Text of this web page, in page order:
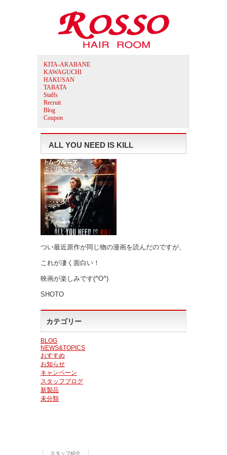
KITA-AKABANE
KAWAGUCHI
HAKUSAN
TABATA
Staffs
Recruit
Blog
Coupon
ALL YOU NEED IS KILL
つい最近原作が同じ物の漫画を読んだのですが、
これが凄く面白い！
映画が楽しみです(^O^)
SHOTO
カテゴリー
BLOG
NEWS&TOPICS
おすすめ
お知らせ
キャンペーン
スタッフブログ
新製品
未分類
スタッフ紹介